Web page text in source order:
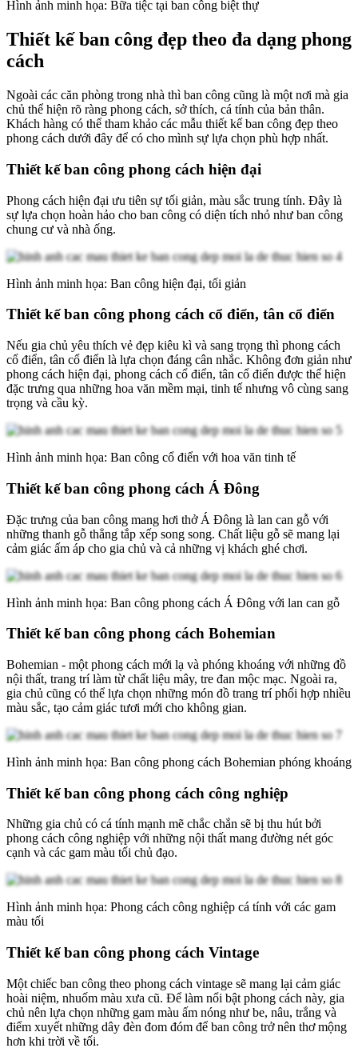
Hình ảnh minh họa: Bữa tiệc tại ban công biệt thự
Thiết kế ban công đẹp theo đa dạng phong
cách
Ngoài các căn phòng trong nhà thì ban công cũng là một nơi mà gia
chủ thể hiện rõ ràng phong cách, sở thích, cá tính của bản thân.
Khách hàng có thể tham khảo các mẫu thiết kế ban công đẹp theo
phong cách dưới đây để có cho mình sự lựa chọn phù hợp nhất.
Thiết kế ban công phong cách hiện đại
Phong cách hiện đại ưu tiên sự tối giản, màu sắc trung tính. Đây là
sự lựa chọn hoàn hảo cho ban công có diện tích nhỏ như ban công
chung cư và nhà ống.
Hình ảnh minh họa: Ban công hiện đại, tối giản
Thiết kế ban công phong cách cổ điển, tân cổ điển
Nếu gia chủ yêu thích vẻ đẹp kiêu kì và sang trọng thì phong cách
cổ điển, tân cổ điển là lựa chọn đáng cân nhắc. Không đơn giản như
phong cách hiện đại, phong cách cổ điển, tân cổ điển được thể hiện
đặc trưng qua những hoa văn mềm mại, tinh tế nhưng vô cùng sang
trọng và cầu kỳ.
Hình ảnh minh họa: Ban công cổ điển với hoa văn tinh tế
Thiết kế ban công phong cách Á Đông
Đặc trưng của ban công mang hơi thở Á Đông là lan can gỗ với
những thanh gỗ thẳng tắp xếp song song. Chất liệu gỗ sẽ mang lại
cảm giác ấm áp cho gia chủ và cả những vị khách ghé chơi.
Hình ảnh minh họa: Ban công phong cách Á Đông với lan can gỗ
Thiết kế ban công phong cách Bohemian
Bohemian - một phong cách mới lạ và phóng khoáng với những đồ
nội thất, trang trí làm từ chất liệu mây, tre đan mộc mạc. Ngoài ra,
gia chủ cũng có thể lựa chọn những món đồ trang trí phối hợp nhiều
màu sắc, tạo cảm giác tươi mới cho không gian.
Hình ảnh minh họa: Ban công phong cách Bohemian phóng khoáng
Thiết kế ban công phong cách công nghiệp
Những gia chủ có cá tính mạnh mẽ chắc chắn sẽ bị thu hút bởi
phong cách công nghiệp với những nội thất mang đường nét góc
cạnh và các gam màu tối chủ đạo.
Hình ảnh minh họa: Phong cách công nghiệp cá tính với các gam
màu tối
Thiết kế ban công phong cách Vintage
Một chiếc ban công theo phong cách vintage sẽ mang lại cảm giác
hoài niệm, nhuốm màu xưa cũ. Để làm nổi bật phong cách này, gia
chủ nên lựa chọn những gam màu ấm nóng như be, nâu, trắng và
điểm xuyết những dây đèn đom đóm để ban công trở nên thơ mộng
hơn khi trời về tối.